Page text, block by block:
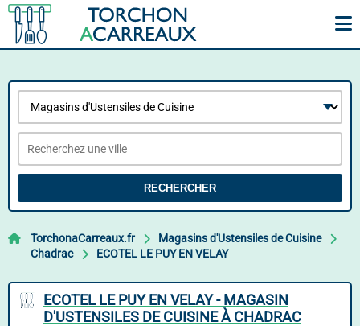
RECHERCHER
TorchonaCarreaux.fr
Magasins d'Ustensiles de Cuisine
Chadrac
ECOTEL LE PUY EN VELAY
ECOTEL LE PUY EN VELAY - MAGASIN
D'USTENSILES DE CUISINE À CHADRAC